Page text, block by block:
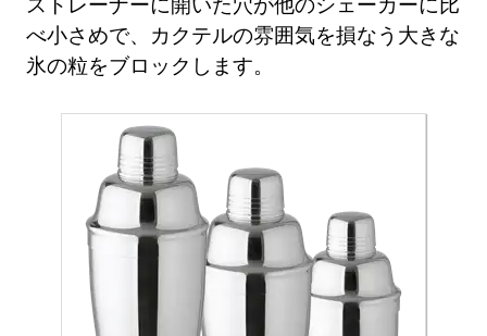
べ小さめで、カクテルの雰囲気を損なう大きな
氷の粒をブロックします。